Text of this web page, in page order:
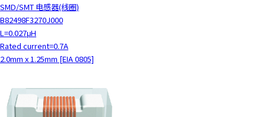
SMD/SMT 电感器(线圈)
B82498F3270J000
L=0.027μH
Rated current=0.7A
2.0mm x 1.25mm [EIA 0805]